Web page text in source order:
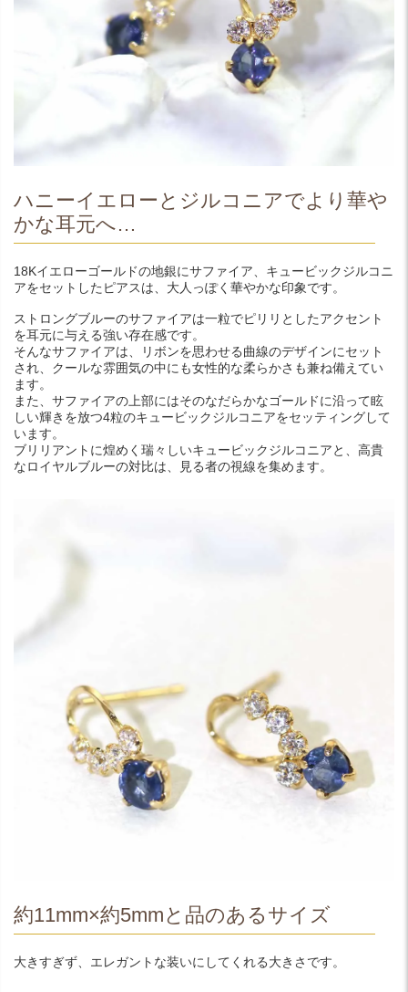
ハニーイエローとジルコニアでより華や
かな耳元へ…
18Kイエローゴールドの地銀にサファイア、キュービックジルコニ
アをセットしたピアスは、大人っぽく華やかな印象です。
ストロングブルーのサファイアは一粒でピリリとしたアクセント
を耳元に与える強い存在感です。
そんなサファイアは、リボンを思わせる曲線のデザインにセット
され、クールな雰囲気の中にも女性的な柔らかさも兼ね備えてい
ます。
また、サファイアの上部にはそのなだらかなゴールドに沿って眩
しい輝きを放つ4粒のキュービックジルコニアをセッティングして
います。
ブリリアントに煌めく瑞々しいキュービックジルコニアと、高貴
なロイヤルブルーの対比は、見る者の視線を集めます。
約11mm×約5mmと品のあるサイズ
大きすぎず、エレガントな装いにしてくれる大きさです。